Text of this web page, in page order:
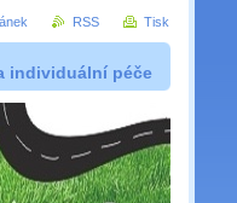
individuální péče
RSS Tisk